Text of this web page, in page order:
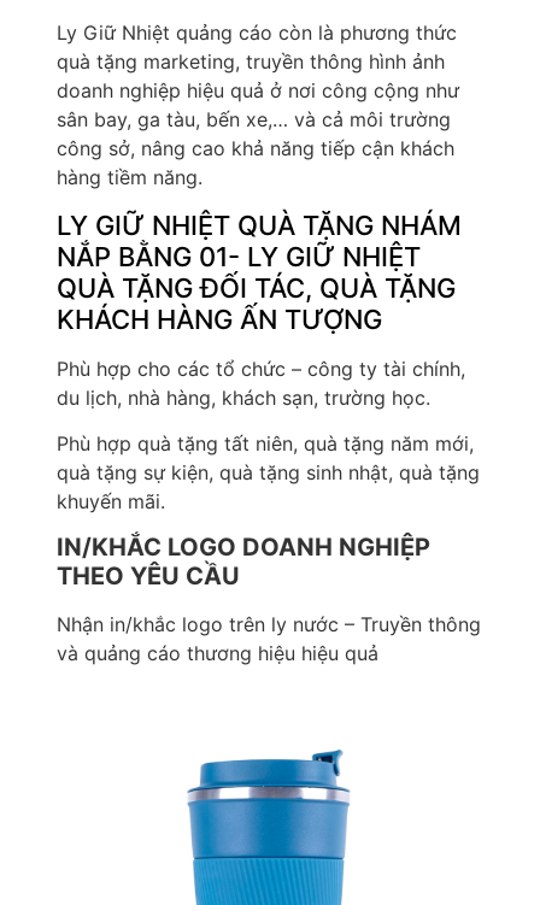
Ly Giữ Nhiệt quảng cáo còn là phương thức
quà tặng marketing, truyền thông hình ảnh
doanh nghiệp hiệu quả ở nơi công cộng như
sân bay, ga tàu, bến xe,… và cả môi trường
công sở, nâng cao khả năng tiếp cận khách
hàng tiềm năng.
LY GIỮ NHIỆT QUÀ TẶNG NHÁM
NẮP BẰNG 01- LY GIỮ NHIỆT
QUÀ TẶNG ĐỐI TÁC, QUÀ TẶNG
KHÁCH HÀNG ẤN TƯỢNG
Phù hợp cho các tổ chức – công ty tài chính,
du lịch, nhà hàng, khách sạn, trường học.
Phù hợp quà tặng tất niên, quà tặng năm mới,
quà tặng sự kiện, quà tặng sinh nhật, quà tặng
khuyến mãi.
IN/KHẮC LOGO DOANH NGHIỆP
THEO YÊU CẦU
Nhận in/khắc logo trên ly nước – Truyền thông
và quảng cáo thương hiệu hiệu quả